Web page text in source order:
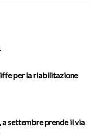
per la riabilitazione
a settembre prende il via